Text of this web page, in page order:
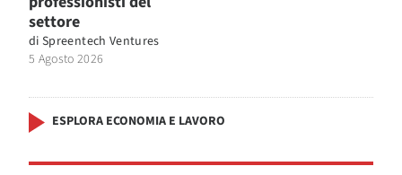
settore
di Spreentech Ventures
5 Agosto 2026
ESPLORA ECONOMIA E LAVORO